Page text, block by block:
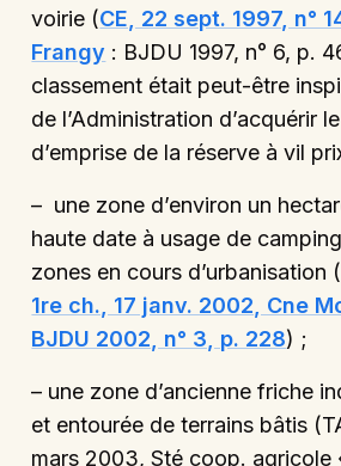
voirie (CE, 22 sept. 1997, n°
Frangy : BJDU 1997, n° 6, p.
classement était peut-être
de l’Administration d’acquérir
d’emprise de la réserve à vil
– une zone d’environ un
haute date à usage de
zones en cours d’urbanisation (
1re ch., 17 janv. 2002, Cne
BJDU 2002, n° 3, p. 228) ;
– une zone d’ancienne friche
et entourée de terrains bâtis
mars 2003, Sté coop. agricole